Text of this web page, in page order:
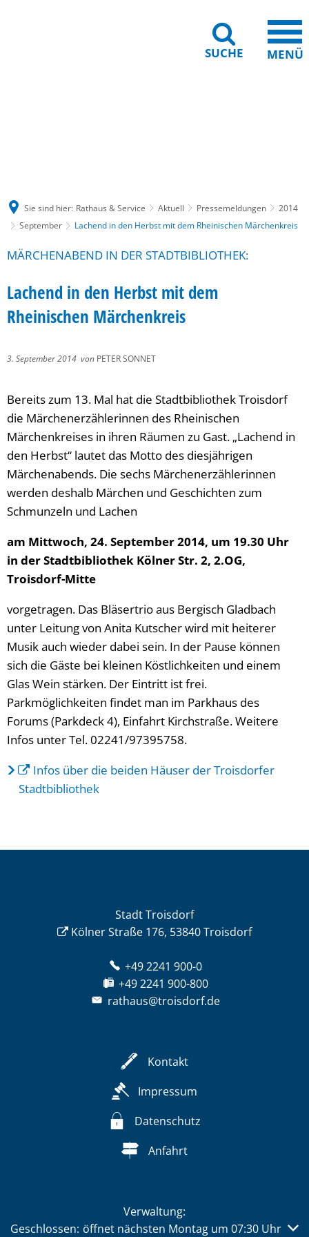
SUCHE MENÜ
Sie sind hier: Rathaus & Service Aktuell Pressemeldungen
2014
September
Lachend in den Herbst mit dem Rheinischen Märchenkreis
MÄRCHENABEND IN DER STADTBIBLIOTHEK:
Lachend in den Herbst mit dem
Rheinischen Märchenkreis
3. September 2014 von PETER SONNET
Bereits zum 13. Mal hat die Stadtbibliothek Troisdorf
die Märchenerzählerinnen des Rheinischen
Märchenkreises in ihren Räumen zu Gast. „Lachend in
den Herbst“ lautet das Motto des diesjährigen
Märchenabends. Die sechs Märchenerzählerinnen
werden deshalb Märchen und Geschichten zum
Schmunzeln und Lachen
am Mittwoch, 24. September 2014, um 19.30 Uhr
in der Stadtbibliothek Kölner Str. 2, 2.OG,
Troisdorf-Mitte
vorgetragen. Das Bläsertrio aus Bergisch Gladbach
unter Leitung von Anita Kutscher wird mit heiterer
Musik auch wieder dabei sein. In der Pause können
sich die Gäste bei kleinen Köstlichkeiten und einem
Glas Wein stärken. Der Eintritt ist frei.
Parkmöglichkeiten findet man im Parkhaus des
Forums (Parkdeck 4), Einfahrt Kirchstraße. Weitere
Infos unter Tel. 02241/97395758.
Infos über die beiden Häuser der Troisdorfer
Stadtbibliothek
Stadt Troisdorf
Kölner Straße 176, 53840 Troisdorf
+49 2241 900-0
+49 2241 900-800
rathaus@troisdorf.de
Kontakt
Impressum
Datenschutz
Anfahrt
Verwaltung:
Klicken, um weitere Öffnungs- oder Schließzeiten
Geschlossen: öffnet nächsten Montag um 07:30 Uhr